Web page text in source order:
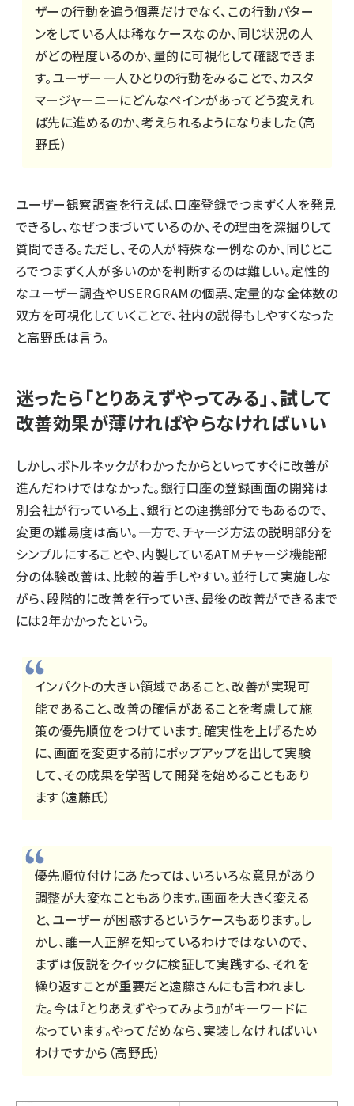
ザーの行動を追う個票だけでなく、この行動パター
ンをしている人は稀なケースなのか、同じ状況の人
がどの程度いるのか、量的に可視化して確認できま
す。ユーザー一人ひとりの行動をみることで、カスタ
マージャーニーにどんなペインがあってどう変えれ
ば先に進めるのか、考えられるようになりました（高
野氏）
ユーザー観察調査を行えば、口座登録でつまずく人を発見
できるし、なぜつまづいているのか、その理由を深掘りして
質問できる。ただし、その人が特殊な一例なのか、同じとこ
ろでつまずく人が多いのかを判断するのは難しい。定性的
なユーザー調査やUSERGRAMの個票、定量的な全体数の
双方を可視化していくことで、社内の説得もしやすくなった
と高野氏は言う。
迷ったら「とりあえずやってみる」、試して
改善効果が薄ければやらなければいい
しかし、ボトルネックがわかったからといってすぐに改善が
進んだわけではなかった。銀行口座の登録画面の開発は
別会社が行っている上、銀行との連携部分でもあるので、
変更の難易度は高い。一方で、チャージ方法の説明部分を
シンプルにすることや、内製しているATMチャージ機能部
分の体験改善は、比較的着手しやすい。並行して実施しな
がら、段階的に改善を行っていき、最後の改善ができるまで
には2年かかったという。
インパクトの大きい領域であること、改善が実現可
能であること、改善の確信があることを考慮して施
策の優先順位をつけています。確実性を上げるため
に、画面を変更する前にポップアップを出して実験
して、その成果を学習して開発を始めることもあり
ます（遠藤氏）
優先順位付けにあたっては、いろいろな意見があり
調整が大変なこともあります。画面を大きく変える
と、ユーザーが困惑するというケースもあります。し
かし、誰一人正解を知っているわけではないので、
まずは仮説をクイックに検証して実践する、それを
繰り返すことが重要だと遠藤さんにも言われまし
た。今は『とりあえずやってみよう』がキーワードに
なっています。やってだめなら、実装しなければいい
わけですから（高野氏）